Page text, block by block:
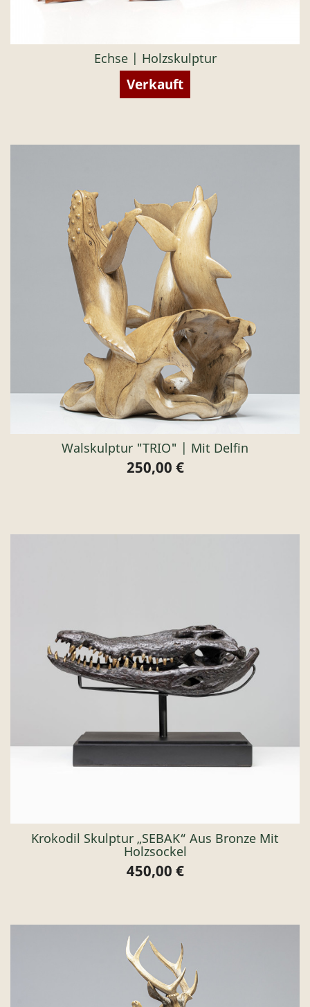
Echse | Holzskulptur
Verkauft
Walskulptur "TRIO" | Mit Delfin
Preis
250,00 €
Krokodil Skulptur „SEBAK“ Aus Bronze Mit
Holzsockel
Preis
450,00 €